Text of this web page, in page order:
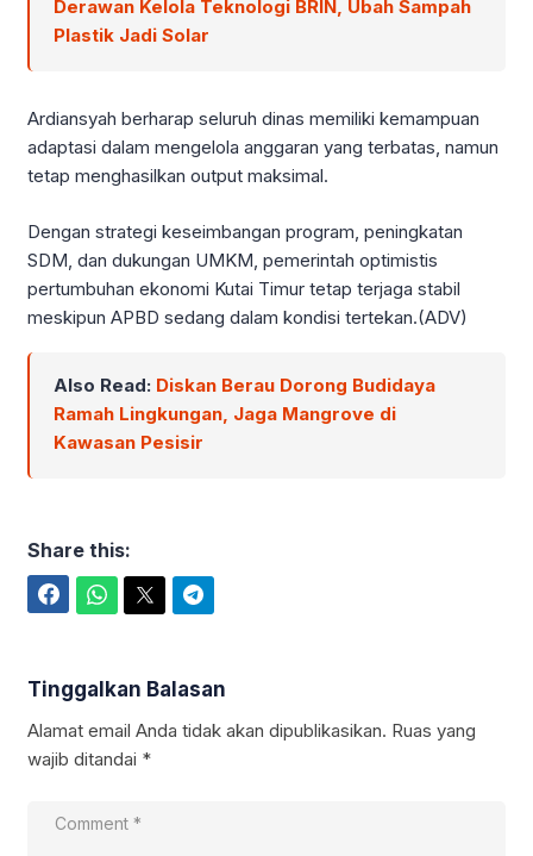
Derawan Kelola Teknologi BRIN, Ubah Sampah
Plastik Jadi Solar
Ardiansyah berharap seluruh dinas memiliki kemampuan
adaptasi dalam mengelola anggaran yang terbatas, namun
tetap menghasilkan output maksimal.
Dengan strategi keseimbangan program, peningkatan
SDM, dan dukungan UMKM, pemerintah optimistis
pertumbuhan ekonomi Kutai Timur tetap terjaga stabil
meskipun APBD sedang dalam kondisi tertekan.(ADV)
Also Read: Diskan Berau Dorong Budidaya
Ramah Lingkungan, Jaga Mangrove di
Kawasan Pesisir
Share this:
Tinggalkan Balasan
Alamat email Anda tidak akan dipublikasikan. Ruas yang
wajib ditandai *